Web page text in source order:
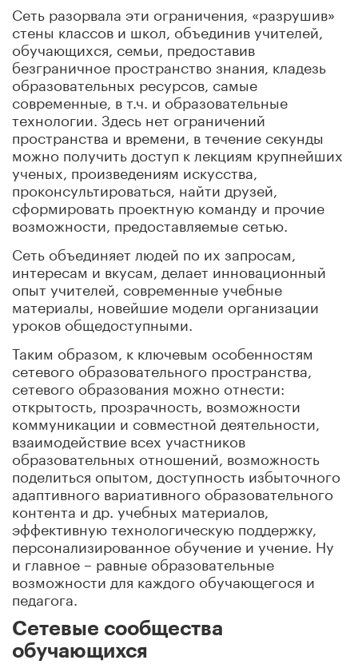
Сеть разорвала эти ограничения, «разрушив»
стены классов и школ, объединив учителей,
обучающихся, семьи, предоставив
безграничное пространство знания, кладезь
образовательных ресурсов, самые
современные, в т.ч. и образовательные
технологии. Здесь нет ограничений
пространства и времени, в течение секунды
можно получить доступ к лекциям крупнейших
ученых, произведениям искусства,
проконсультироваться, найти друзей,
сформировать проектную команду и прочие
возможности, предоставляемые сетью.
Сеть объединяет людей по их запросам,
интересам и вкусам, делает инновационный
опыт учителей, современные учебные
материалы, новейшие модели организации
уроков общедоступными.
Таким образом, к ключевым особенностям
сетевого образовательного пространства,
сетевого образования можно отнести:
открытость, прозрачность, возможности
коммуникации и совместной деятельности,
взаимодействие всех участников
образовательных отношений, возможность
поделиться опытом, доступность избыточного
адаптивного вариативного образовательного
контента и др. учебных материалов,
эффективную технологическую поддержку,
персонализированное обучение и учение. Ну
и главное – равные образовательные
возможности для каждого обучающегося и
педагога.
Сетевые сообщества
обучающихся